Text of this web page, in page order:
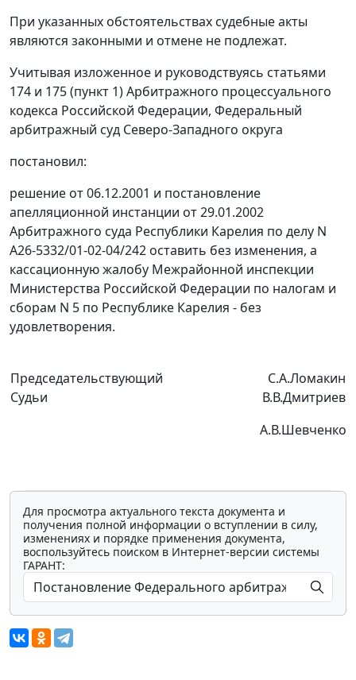
При указанных обстоятельствах судебные акты
являются законными и отмене не подлежат.
Учитывая изложенное и руководствуясь статьями
174 и 175 (пункт 1)Арбитражного процессуального
кодекса Российской Федерации, Федеральный
арбитражный суд Северо-Западного округа
постановил:
решение от 06.12.2001 и постановление
апелляционной инстанции от 29.01.2002
Арбитражного суда Республики Карелия по делу N
А26-5332/01-02-04/242 оставить без изменения, а
кассационную жалобу Межрайонной инспекции
Министерства Российской Федерации по налогам и
сборам N 5 по Республике Карелия - без
удовлетворения.
Председательствующий
Судьи
С.А.Ломакин
В.В.Дмитриев
А.В.Шевченко
Для просмотра актуального текста документа и
получения полной информации о вступлении в силу,
изменениях и порядке применения документа,
воспользуйтесь поиском в Интернет-версии системы
ГАРАНТ: